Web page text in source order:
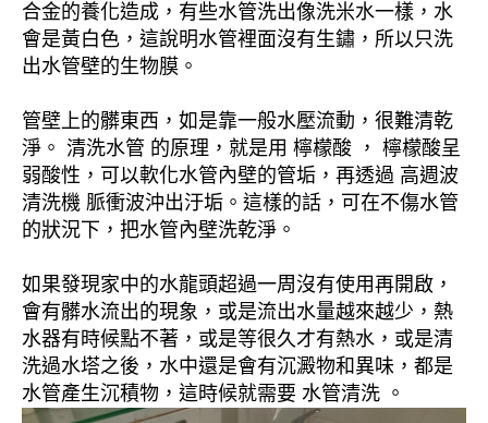
合金的養化造成，有些水管洗出像洗米水一樣，水
會是黃白色，這說明水管裡面沒有生鏽，所以只洗
出水管壁的生物膜。
管壁上的髒東西，如是靠一般水壓流動，很難清乾
淨。 清洗水管 的原理，就是用 檸檬酸 ， 檸檬酸呈
弱酸性，可以軟化水管內壁的管垢，再透過 高週波
清洗機 脈衝波沖出汙垢。這樣的話，可在不傷水管
的狀況下，把水管內壁洗乾淨。
如果發現家中的水龍頭超過一周沒有使用再開啟，
會有髒水流出的現象，或是流出水量越來越少，熱
水器有時候點不著，或是等很久才有熱水，或是清
洗過水塔之後，水中還是會有沉澱物和異味，都是
水管產生沉積物，這時候就需要 水管清洗 。